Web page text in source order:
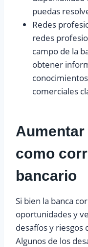
puedas
Redes
redes
campo de la
obtener
comerciales
como
bancario
Si bien la banca
oportunidades y
desafíos y riesgos
Algunos de los